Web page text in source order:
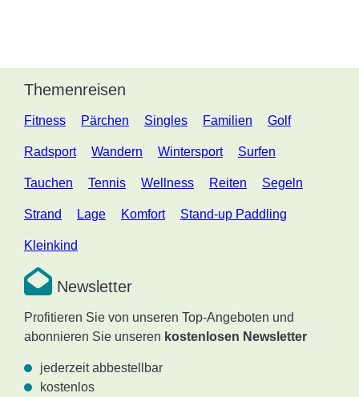
Themenreisen
Fitness Pärchen Singles Familien Golf
Radsport Wandern Wintersport Surfen
Tauchen Tennis Wellness Reiten Segeln
Strand Lage Komfort Stand-up Paddling
Kleinkind
Newsletter
Profitieren Sie von unseren Top-Angeboten und
abonnieren Sie unseren kostenlosen Newsletter
jederzeit abbestellbar
kostenlos